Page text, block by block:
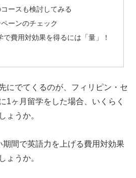
ースも検討してみる
ーンのチェック
で費用対効果を得るには「量」！
にでてくるのが、フィリピン・セ
1ヶ月留学をした場合、いくらく
ょうか。
期間で英語力を上げる費用対効果
ょうか。